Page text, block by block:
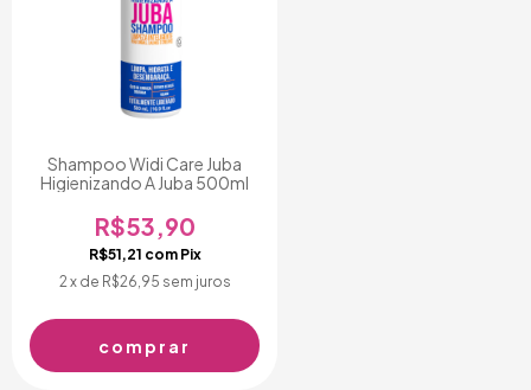
Shampoo Widi Care Juba
Higienizando A Juba 500ml
R$53,90
R$51,21 com Pix
2x de R$26,95 sem juros